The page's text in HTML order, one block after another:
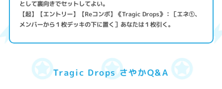
として裏向きでセットしてよい。
【起】【エントリー】【Reコンボ】《Tragic Drops》：［エネ①、
メンバーから１枚デッキの下に置く］あなたは１枚引く。
Tragic Drops さやかQ&A